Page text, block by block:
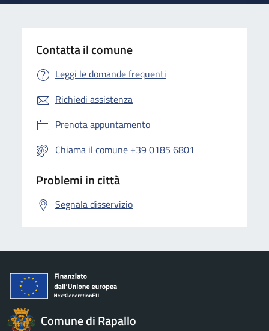
Contatta il comune
Leggi le domande frequenti
Richiedi assistenza
Prenota appuntamento
Chiama il comune +39 0185 6801
Problemi in città
Segnala disservizio
Comune di Rapallo